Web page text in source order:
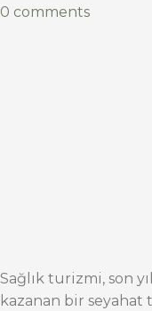
0 comments
Sağlık turizmi, son
kazanan bir